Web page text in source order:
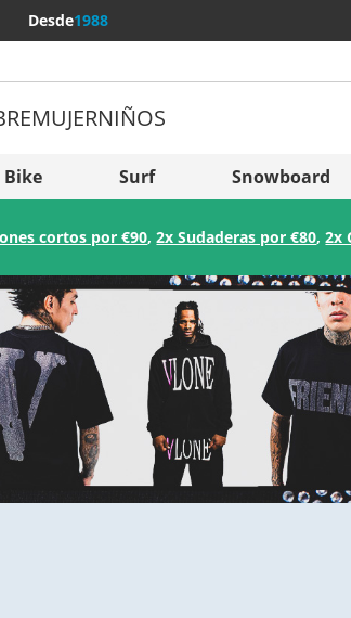
Desde1988
MUJERNIÑOS
Bike Surf Snowboard
cortos por €90,2x Sudaderas por €80,2x